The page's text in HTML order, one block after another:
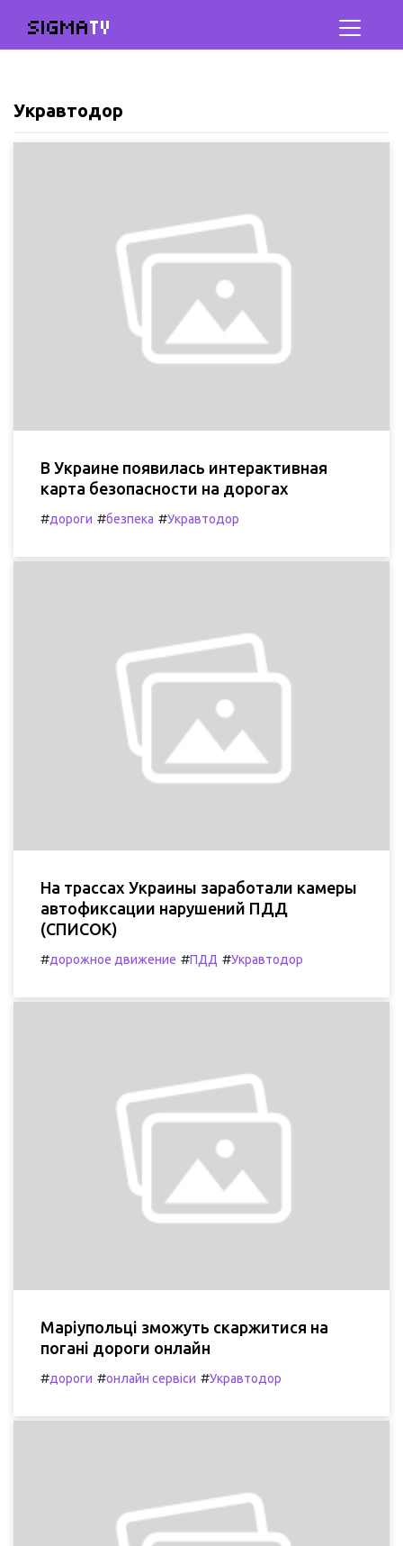
SIGMATV
Укравтодор
В Украине появилась интерактивная
карта безопасности на дорогах
#дороги #безпека #Укравтодор
На трассах Украины заработали камеры
автофиксации нарушений ПДД
(СПИСОК)
#дорожное движение #ПДД #Укравтодор
Маріупольці зможуть скаржитися на
погані дороги онлайн
#дороги #онлайн сервіси #Укравтодор